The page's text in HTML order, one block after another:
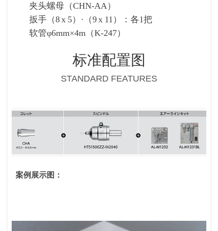
夹头螺母（CHN-AA）
扳手（8 x 5）·（9 x 11）：各1把
软管φ6mm×4m（K-247）
标准配置图
STANDARD FEATURES
案例展示图：